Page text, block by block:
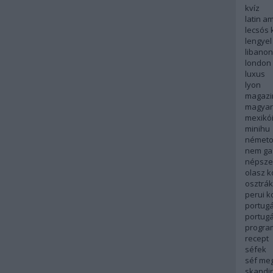
kvíz
latin
lecsós
lengyel
london
luxus
lyon
minihu
nem
olasz
perui
recept
séfek
séf